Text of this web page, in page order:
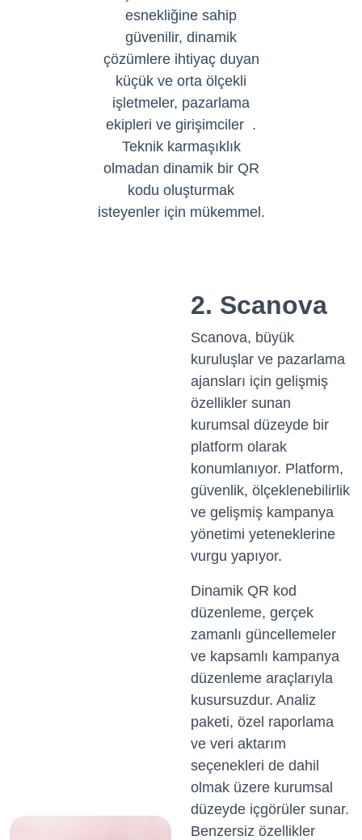
esnekliğine sahip
güvenilir, dinamik
çözümlere ihtiyaç duyan
küçük ve orta ölçekli
işletmeler, pazarlama
ekipleri ve girişimciler .
Teknik karmaşıklık
olmadan dinamik bir QR
kodu oluşturmak
isteyenler için mükemmel.
2. Scanova
Scanova, büyük
kuruluşlar ve pazarlama
ajansları için gelişmiş
özellikler sunan
kurumsal düzeyde bir
platform olarak
konumlanıyor. Platform,
güvenlik, ölçeklenebilirlik
ve gelişmiş kampanya
yönetimi yeteneklerine
vurgu yapıyor.
Dinamik QR kod
düzenleme, gerçek
zamanlı güncellemeler
ve kapsamlı kampanya
düzenleme araçlarıyla
kusursuzdur. Analiz
paketi, özel raporlama
ve veri aktarım
seçenekleri de dahil
olmak üzere kurumsal
düzeyde içgörüler sunar.
Benzersiz özellikler